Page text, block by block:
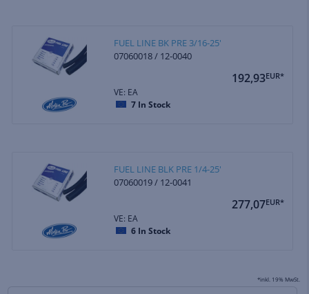
FUEL LINE BK PRE 3/16-25'
07060018 / 12-0040
192,93EUR*
VE: EA
7 In Stock
FUEL LINE BLK PRE 1/4-25'
07060019 / 12-0041
277,07EUR*
VE: EA
6 In Stock
*inkl. 19% MwSt.